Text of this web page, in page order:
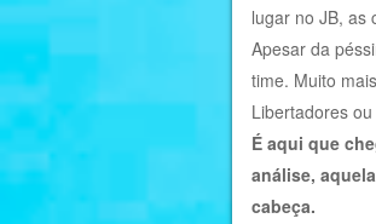
lugar no JB, as
Apesar da
time. Muito
Libertadores
É aqui que
análise,
cabeça.